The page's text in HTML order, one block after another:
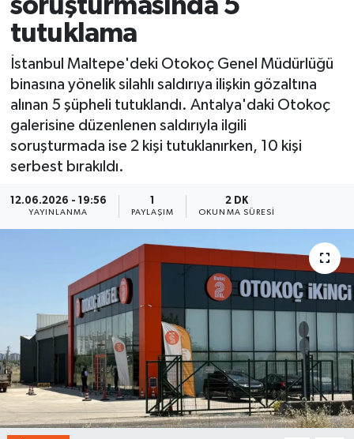
soruşturmasında 5
tutuklama
İstanbul Maltepe'deki Otokoç Genel Müdürlüğü
binasına yönelik silahlı saldırıya ilişkin gözaltına
alınan 5 şüpheli tutuklandı. Antalya'daki Otokoç
galerisine düzenlenen saldırıyla ilgili
soruşturmada ise 2 kişi tutuklanırken, 10 kişi
serbest bırakıldı.
12.06.2026 - 19:56
YAYINLANMA
1
PAYLAŞIM
2 DK
OKUNMA SÜRESI